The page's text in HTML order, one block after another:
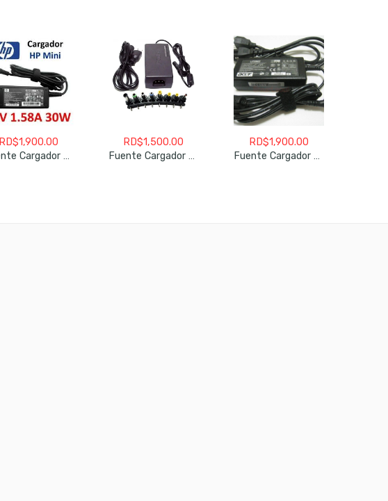
RD$1,900.00 RD$1,500.00 RD$1,900.00